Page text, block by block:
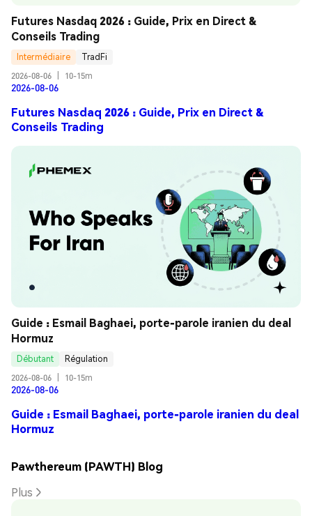
Futures Nasdaq 2026 : Guide, Prix en Direct &
Conseils Trading
Intermédiaire
TradFi
2026-08-06
10-15m
2026-08-06
Futures Nasdaq 2026 : Guide, Prix en Direct &
Conseils Trading
Guide : Esmail Baghaei, porte-parole iranien du deal
Hormuz
Débutant
Régulation
2026-08-06
10-15m
2026-08-06
Guide : Esmail Baghaei, porte-parole iranien du deal
Hormuz
Pawthereum (PAWTH) Blog
Plus